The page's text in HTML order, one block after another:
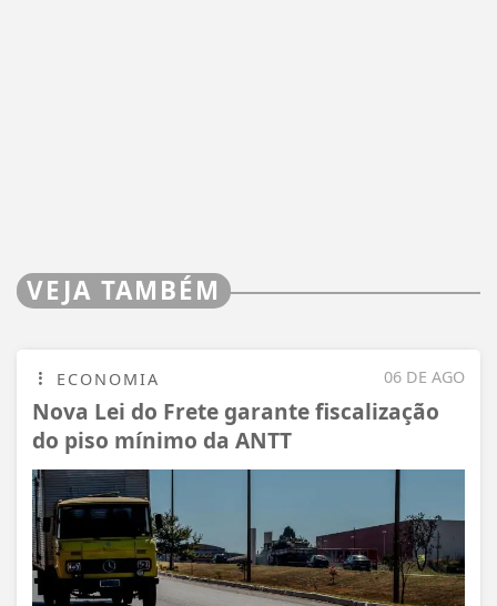
VEJA TAMBÉM
06 DE AGO
ECONOMIA
Nova Lei do Frete garante fiscalização
do piso mínimo da ANTT